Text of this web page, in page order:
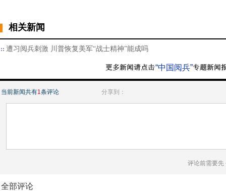
相关新闻
遭习阅兵刺激 川普恢复美军“战士精神”能成吗
“中国阅兵”
当前新闻共有1条评论 分享到：
评论前需要先
全部评论